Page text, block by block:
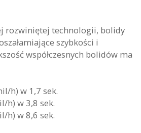
rozwiniętej technologii, bolidy
szybkości i
współczesnych bolidów ma
h) w 1,7 sek.
h) w 3,8 sek.
h) w 8,6 sek.